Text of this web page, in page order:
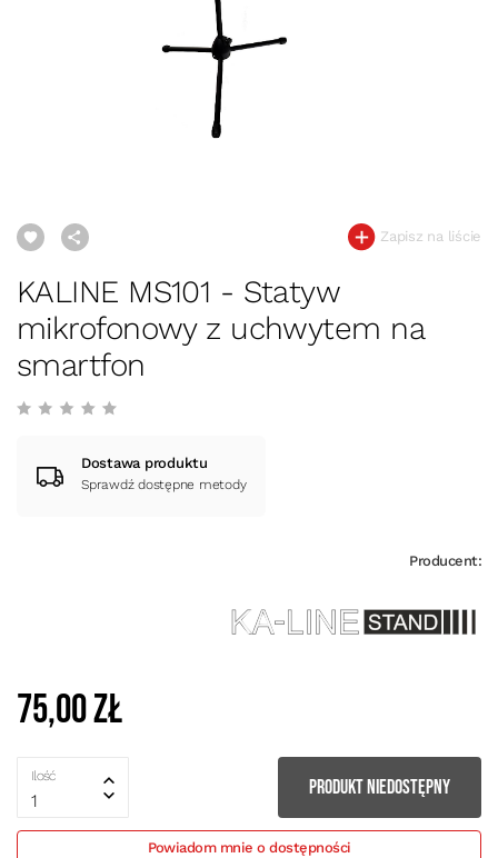
Zapisz na liście
KALINE MS101 - Statyw
mikrofonowy z uchwytem na
smartfon
Dostawa produktu
Sprawdź dostępne metody
Producent:
75,00 zł
Ilość
1
PRODUKT NIEDOSTĘPNY
Powiadom mnie o dostępności